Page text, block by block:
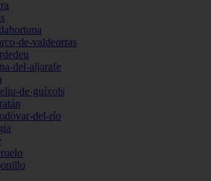
de-valdeorras
del-aljarafe
de-guíxols
del-río